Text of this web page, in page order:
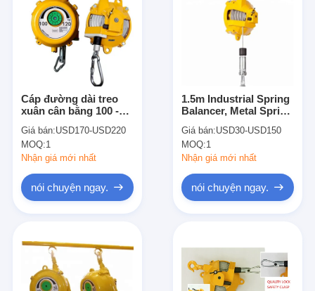
Cáp đường dài treo
xuân cân bằng 100 -
Giá bán:USD170-USD220
MOQ:1
Nhận giá mới nhất
nói chuyện ngay.
1.5m Industrial Spring
Balancer, Metal Spring
Giá bán:USD30-USD150
MOQ:1
Nhận giá mới nhất
nói chuyện ngay.